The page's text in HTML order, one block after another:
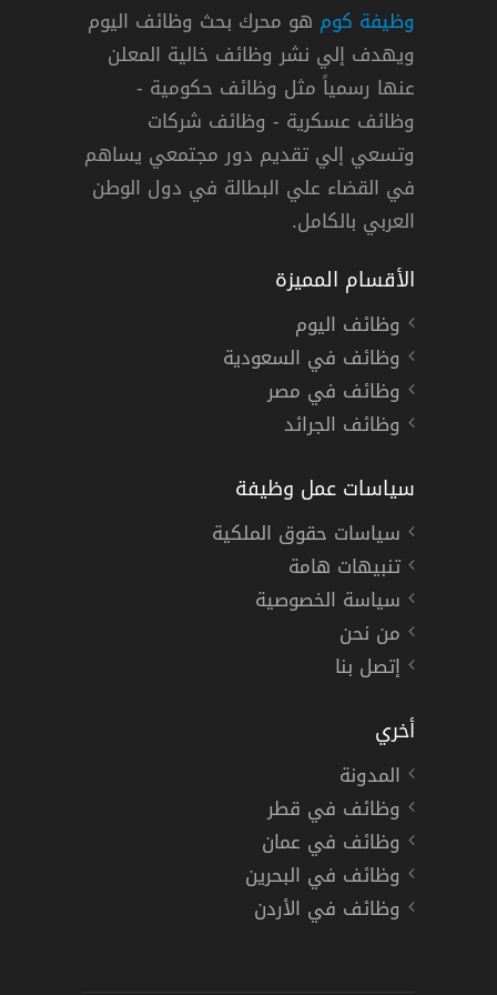
وظيفة كوم هو محرك بحث وظائف اليوم
ويهدف إلي نشر وظائف خالية المعلن
عنها رسمياً مثل وظائف حكومية -
وظائف عسكرية - وظائف شركات
وتسعي إلي تقديم دور مجتمعي يساهم
في القضاء علي البطالة في دول الوطن
العربي بالكامل.
الأقسام المميزة
وظائف اليوم
وظائف في السعودية
وظائف في مصر
وظائف الجرائد
سياسات عمل وظيفة
سياسات حقوق الملكية
تنبيهات هامة
سياسة الخصوصية
من نحن
إتصل بنا
أخري
المدونة
وظائف في قطر
وظائف في عمان
وظائف في البحرين
وظائف في الأردن